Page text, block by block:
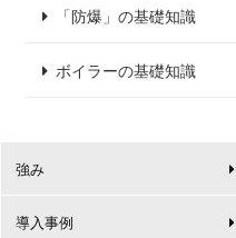
「防爆」の基礎知識
ボイラーの基礎知識
強み
導入事例